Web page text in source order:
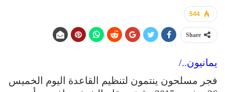
544
Share
يمانيون../
فجر مسلحون ينتمون لتنظيم القاعدة اليوم الخميس